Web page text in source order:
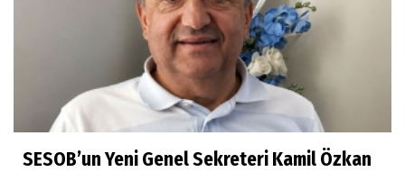
SESOB’un Yeni Genel Sekreteri Kamil Özkan